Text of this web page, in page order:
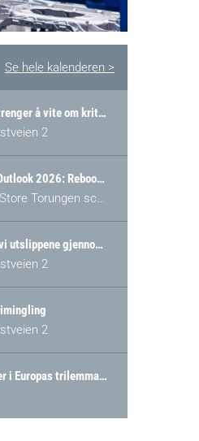
Se hele kalenderen >
Arendalsuka: Alt du trenger å vite om kritiske og strategiske verdikjeder i Norge
2
Arendalsuka Global Outlook 2026: Rebooting Democracy for a New World Order
Arendal Kulturhus, Store Torungen scene
Arendalsuka: Kutter vi utslippene gjennom omstilling – eller tap av industri?
2
2
Arendalsuka:Batterier i Europas trilemma: Energisikkerhet, konkurransekraft og bærekraft (Battery Norway-arrangement)